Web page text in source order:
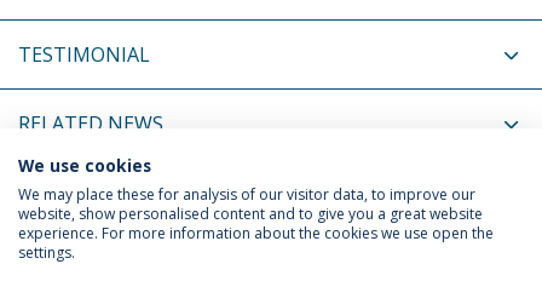
TESTIMONIAL
RELATED NEWS
RELATED EVENTS
Privacy Policy
We use cookies
We may place these for analysis of our visitor data, to improve our
website, show personalised content and to give you a great website
experience. For more information about the cookies we use open the
settings.